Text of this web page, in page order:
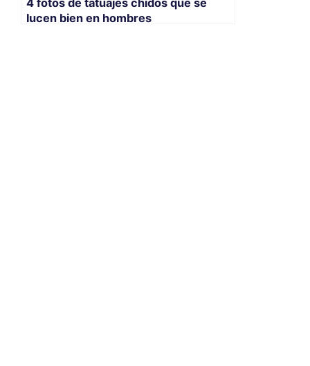
lucen bien en hombres